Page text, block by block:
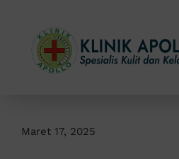
content
Maret 17, 2025